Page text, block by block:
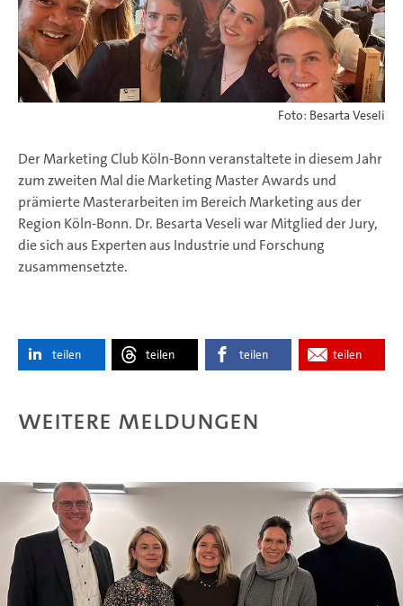
Foto: Besarta Veseli
Der Marketing Club Köln-Bonn veranstaltete in diesem Jahr
zum zweiten Mal die Marketing Master Awards und
prämierte Masterarbeiten im Bereich Marketing aus der
Region Köln-Bonn. Dr. Besarta Veseli war Mitglied der Jury,
die sich aus Experten aus Industrie und Forschung
zusammensetzte.
teilen teilen teilen teilen
Weitere Meldungen